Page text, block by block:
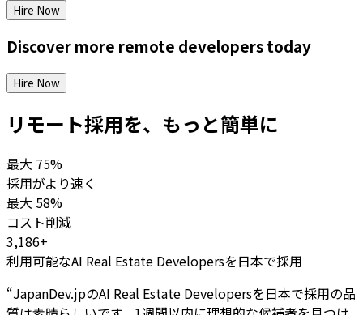
Hire Now
Discover more remote developerstoday
Hire Now
リモート採用を、もっと簡単に
最大 75%
採用がより速く
最大 58%
コスト削減
3,186+
利用可能なAI Real Estate Developersを日本で採用
“JapanDev.jpのAI Real Estate Developersを日本で採用の品